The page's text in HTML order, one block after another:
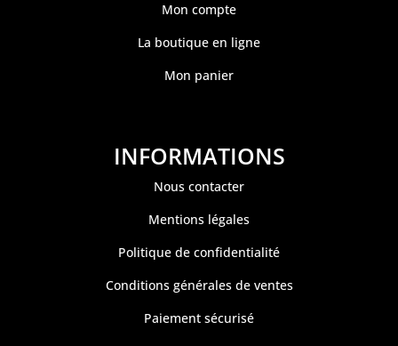
Mon compte
La boutique en ligne
Mon panier
INFORMATIONS
Nous contacter
Mentions légales
Politique de confidentialité
Conditions générales de ventes
Paiement sécurisé